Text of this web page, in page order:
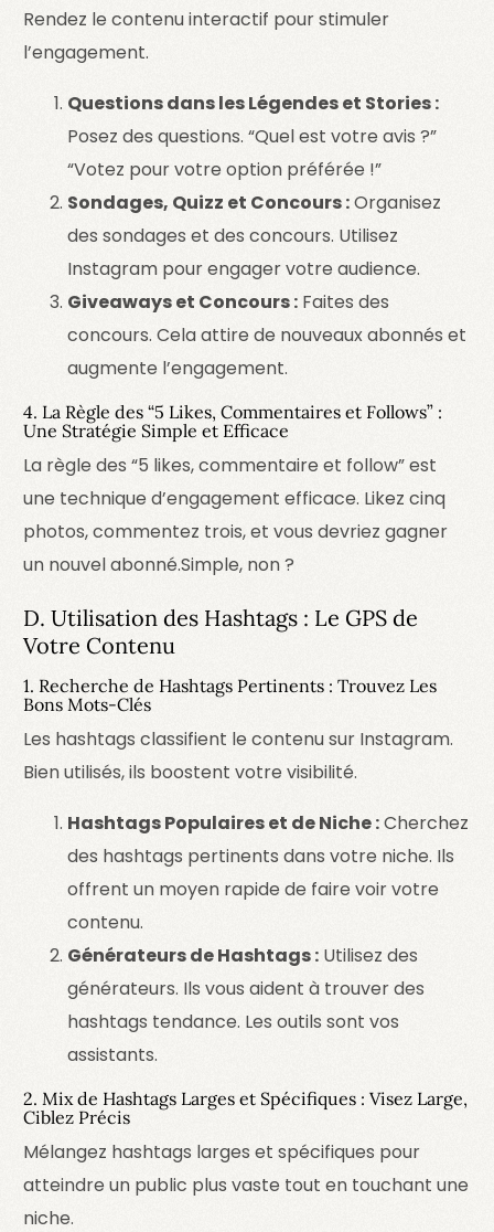
Rendez le contenu interactif pour stimuler
l’engagement.
Questions dans les Légendes et Stories :
Posez des questions. “Quel est votre avis ?”
“Votez pour votre option préférée !”
Sondages, Quizz et Concours :Organisez
des sondages et des concours. Utilisez
Instagram pour engager votre audience.
Giveaways et Concours : Faites des
concours. Cela attire de nouveaux abonnés et
augmente l’engagement.
4. La Règle des “5 Likes, Commentaires et Follows” :
Une Stratégie Simple et Efficace
La règle des “5 likes, commentaire et follow” est
une technique d’engagement efficace. Likez cinq
photos, commentez trois, et vous devriez gagner
un nouvel abonné.Simple, non ?
D. Utilisation des Hashtags : Le GPS de
Votre Contenu
1. Recherche de Hashtags Pertinents : Trouvez Les
Bons Mots-Clés
Les hashtags classifient le contenu sur Instagram.
Bien utilisés, ils boostent votre visibilité.
Hashtags Populaires et de Niche :Cherchez
des hashtags pertinents dans votre niche. Ils
offrent un moyen rapide de faire voir votre
contenu.
Générateurs de Hashtags : Utilisez des
générateurs. Ils vous aident à trouver des
hashtags tendance. Les outils sont vos
assistants.
2. Mix de Hashtags Larges et Spécifiques : Visez Large,
Ciblez Précis
Mélangez hashtags larges et spécifiques pour
atteindre un public plus vaste tout en touchant une
niche.